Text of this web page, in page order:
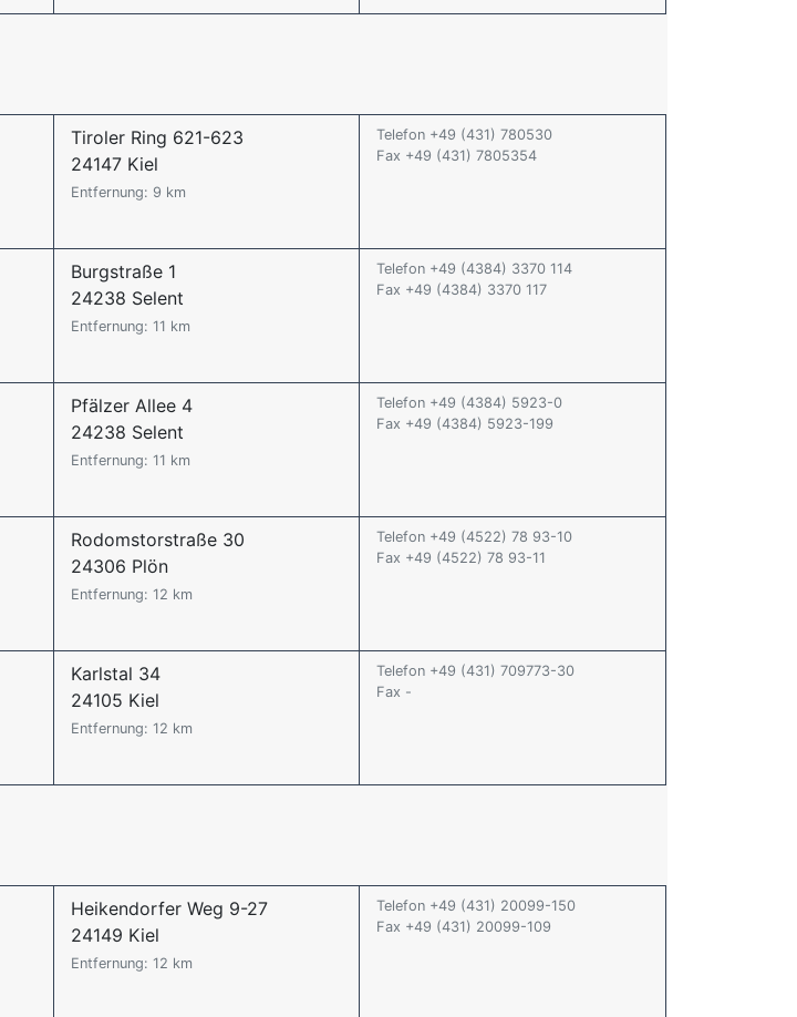
Tiroler Ring 621-623
24147 Kiel
Entfernung: 9 km
Telefon +49 (431) 780530
Fax +49 (431) 7805354
Burgstraße 1
24238 Selent
Entfernung: 11 km
Telefon +49 (4384) 3370 114
Fax +49 (4384) 3370 117
Pfälzer Allee 4
24238 Selent
Entfernung: 11 km
Telefon +49 (4384) 5923-0
Fax +49 (4384) 5923-199
Rodomstorstraße 30
24306 Plön
Entfernung: 12 km
Telefon +49 (4522) 78 93-10
Fax +49 (4522) 78 93-11
Karlstal 34
24105 Kiel
Entfernung: 12 km
Telefon +49 (431) 709773-30
Fax -
Heikendorfer Weg 9-27
24149 Kiel
Entfernung: 12 km
Telefon +49 (431) 20099-150
Fax +49 (431) 20099-109